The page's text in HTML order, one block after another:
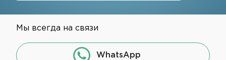
Мы всегда на связи
WhatsApp